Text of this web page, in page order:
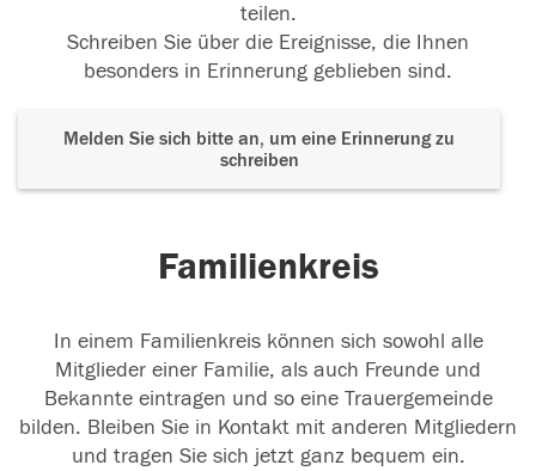
teilen.
Schreiben Sie über die Ereignisse, die Ihnen
besonders in Erinnerung geblieben sind.
Melden Sie sich bitte an, um eine Erinnerung zu
schreiben
Familienkreis
In einem Familienkreis können sich sowohl alle
Mitglieder einer Familie, als auch Freunde und
Bekannte eintragen und so eine Trauergemeinde
bilden. Bleiben Sie in Kontakt mit anderen Mitgliedern
und tragen Sie sich jetzt ganz bequem ein.